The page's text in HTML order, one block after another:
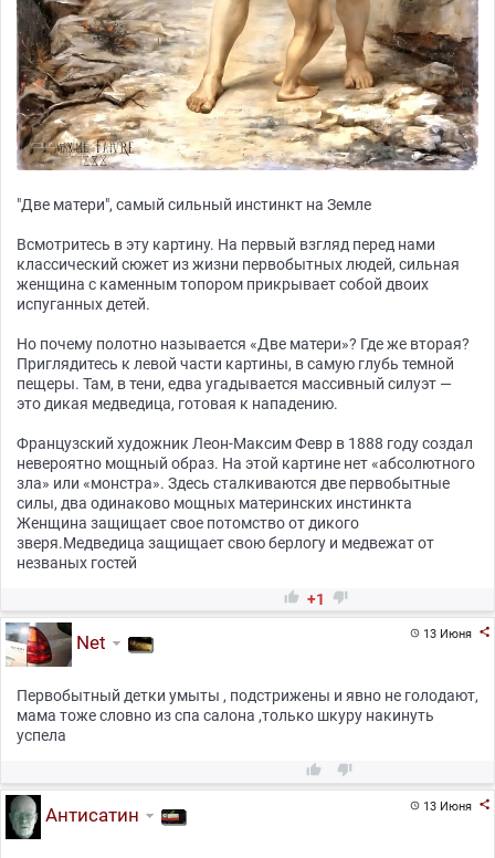
"Две матери", самый сильный инстинкт на Земле
Всмотритесь в эту картину. На первый взгляд перед нами
классический сюжет из жизни первобытных людей, сильная
женщина с каменным топором прикрывает собой двоих
испуганных детей.
Но почему полотно называется «Две матери»? Где же вторая?
Приглядитесь к левой части картины, в самую глубь темной
пещеры. Там, в тени, едва угадывается массивный силуэт —
это дикая медведица, готовая к нападению.
Французский художник Леон-Максим Февр в 1888 году создал
невероятно мощный образ. На этой картине нет «абсолютного
зла» или «монстра». Здесь сталкиваются две первобытные
силы, два одинаково мощных материнских инстинкта
Женщина защищает свое потомство от дикого
зверя.Медведица защищает свою берлогу и медвежат от
незваных гостей
 +1 
13 Июня 
Net
Первобытный детки умыты , подстрижены и явно не голодают,
мама тоже словно из спа салона ,только шкуру накинуть
успела
 
13 Июня 
Антисатин